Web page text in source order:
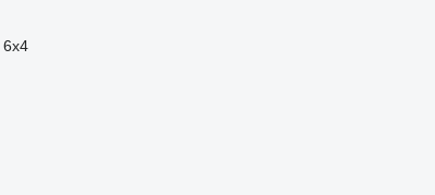
6x4